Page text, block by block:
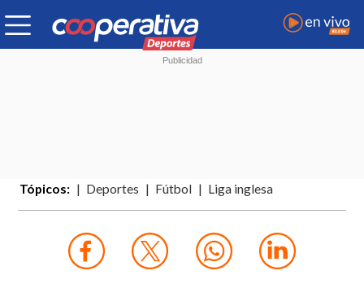
Tópicos: Deportes Fútbol Liga inglesa